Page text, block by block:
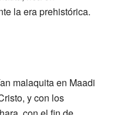
la era prehistórica.
malaquita en Maadi
y con los